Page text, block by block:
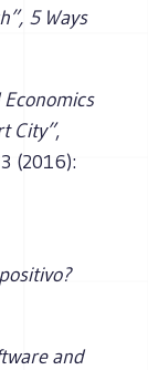
5 Ways
City”,
(2016):
and